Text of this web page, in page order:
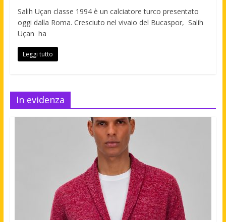
Salih Uçan classe 1994 è un calciatore turco presentato
oggi dalla Roma. Cresciuto nel vivaio del Bucaspor, Salih
Uçan ha
Leggi tutto
In evidenza